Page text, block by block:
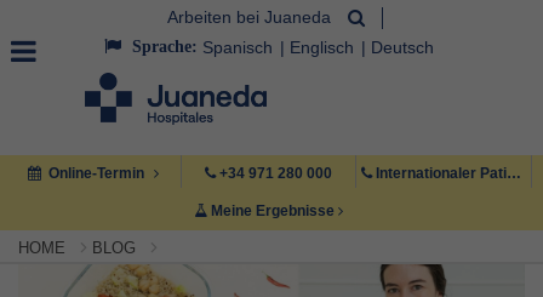
Arbeiten bei Juaneda
Sprache: Spanisch Englisch Deutsch
Online-Termin +34 971 280 000 Internationaler Patient +34 971 222 222
Meine Ergebnisse
HOME BLOG